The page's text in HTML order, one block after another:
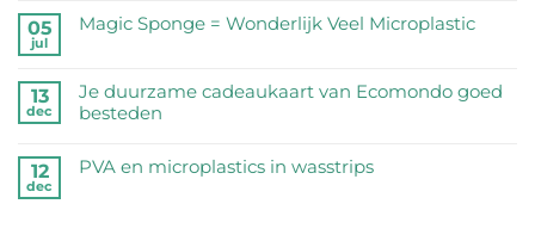
drinkflessen
zetten
de
op
een
reacties
half
miljoen
peuken
op
05
jul
Magic Sponge = Wonderlijk Veel Microplastic
op
Magic
=
Wonderlijk
13
dec
Je duurzame cadeaukaart van Ecomondo goed
besteden
reacties
12
dec
PVA en microplastics in wasstrips